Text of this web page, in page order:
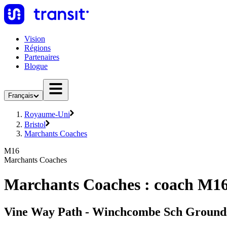
Vision
Régions
Partenaires
Blogue
Français
Royaume-Uni
Bristol
Marchants Coaches
M16
Marchants Coaches
Marchants Coaches : coach
Vine Way Path - Winchcombe Sch